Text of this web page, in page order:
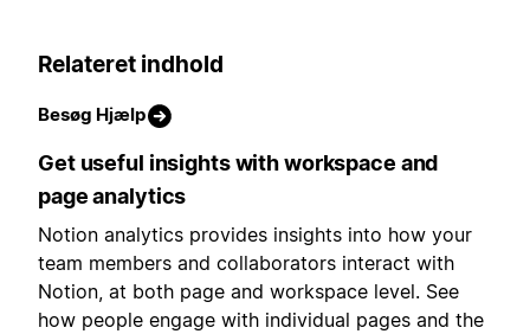
Relateret indhold
Besøg Hjælp
Get useful insights with workspace and
page analytics
Notion analytics provides insights into how your
team members and collaborators interact with
Notion, at both page and workspace level. See
how people engage with individual pages and the